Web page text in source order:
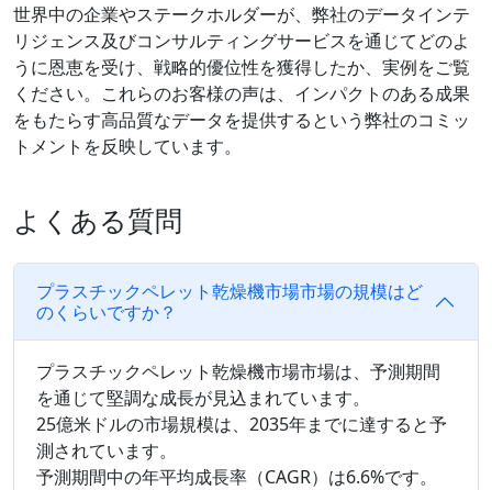
世界中の企業やステークホルダーが、弊社のデータインテ
リジェンス及びコンサルティングサービスを通じてどのよ
うに恩恵を受け、戦略的優位性を獲得したか、実例をご覧
ください。これらのお客様の声は、インパクトのある成果
をもたらす高品質なデータを提供するという弊社のコミッ
トメントを反映しています。
よくある質問
プラスチックペレット乾燥機市場市場の規模はど
のくらいですか？
プラスチックペレット乾燥機市場市場は、予測期間
を通じて堅調な成長が見込まれています。
25億米ドルの市場規模は、2035年までに達すると予
測されています。
予測期間中の年平均成長率（CAGR）は6.6%です。